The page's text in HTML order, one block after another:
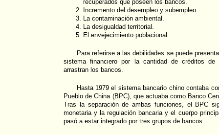
recuperados que poseen los bancos.
Incremento del desempleo y subempleo.
La contaminación ambiental.
La desigualdad territorial.
El envejecimiento poblacional.
Para referirse a las debilidades se puede
sistema financiero por la cantidad de créditos de
arrastran los bancos.
Hasta 1979 el sistema bancario chino contaba
Pueblo de China (BPC), que actuaba como Banco
Tras la separación de ambas funciones, el BPC
monetaria y la regulación bancaria y el cuerpo
pasó a estar integrado por tres grupos de bancos.